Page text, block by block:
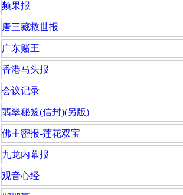
频果报
唐三藏救世报
广东赌王
香港马头报
会议记录
翡翠秘笈(信封)(另版)
佛主密报-莲花双宝
九龙内幕报
观音心经